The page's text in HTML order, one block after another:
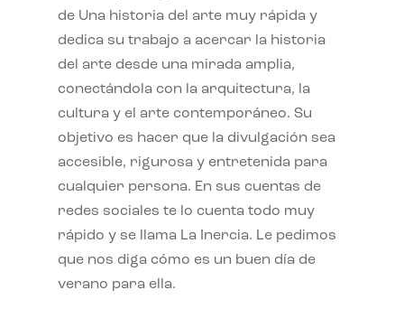
de Una historia del arte muy rápida y
dedica su trabajo a acercar la historia
del arte desde una mirada amplia,
conectándola con la arquitectura, la
cultura y el arte contemporáneo. Su
objetivo es hacer que la divulgación sea
accesible, rigurosa y entretenida para
cualquier persona. En sus cuentas de
redes sociales te lo cuenta todo muy
rápido y se llama La Inercia. Le pedimos
que nos diga cómo es un buen día de
verano para ella.